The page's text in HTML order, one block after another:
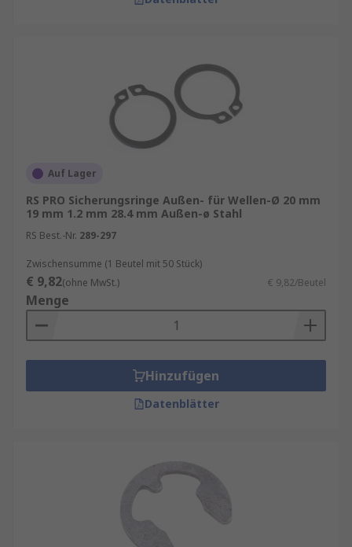
Auf Lager
RS PRO Sicherungsringe Außen- für Wellen-Ø 20 mm
19 mm 1.2 mm 28.4 mm Außen-ø Stahl
RS Best.-Nr. 289-297
Zwischensumme (1 Beutel mit 50 Stück)
€ 9,82(ohne MwSt.) € 9,82/Beutel
Menge
Hinzufügen
Datenblätter